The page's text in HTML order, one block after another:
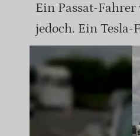
Ein Passat-
jedoch. Ein